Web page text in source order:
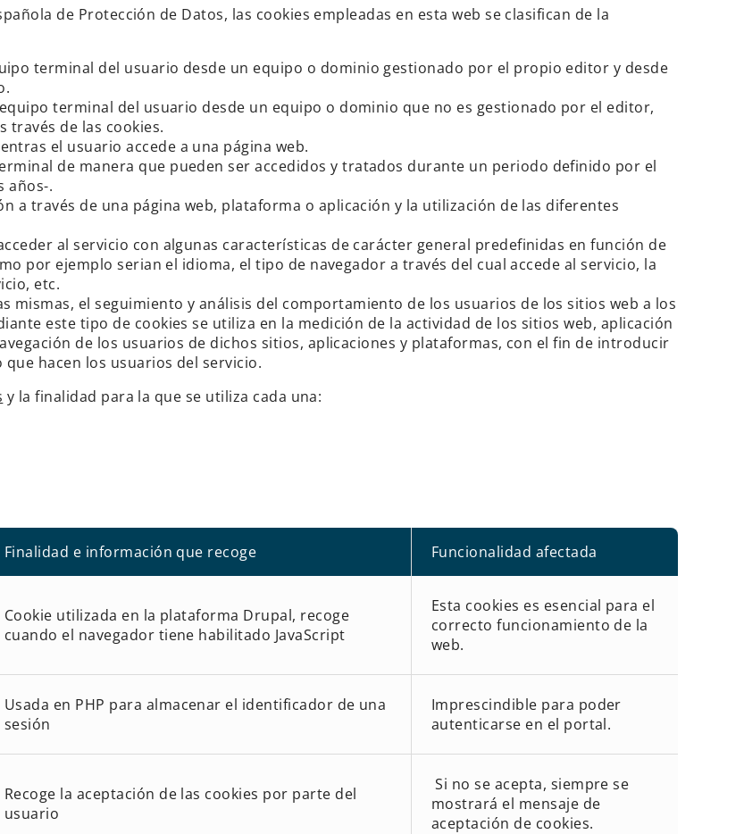
de Protección de Datos, las cookies empleadas en esta web se clasifican de la
terminal del usuario desde un equipo o dominio gestionado por el propio editor y desde
terminal del usuario desde un equipo o dominio que no es gestionado por el editor,
de las cookies.
el usuario accede a una página web.
de manera que pueden ser accedidos y tratados durante un periodo definido por el
años-.
a través de una página web, plataforma o aplicación y la utilización de las diferentes
al servicio con algunas características de carácter general predefinidas en función de
por ejemplo serian el idioma, el tipo de navegador a través del cual accede al servicio, la
etc.
mismas, el seguimiento y análisis del comportamiento de los usuarios de los sitios web a los
este tipo de cookies se utiliza en la medición de la actividad de los sitios web, aplicación
de los usuarios de dichos sitios, aplicaciones y plataformas, con el fin de introducir
hacen los usuarios del servicio.
y la finalidad para la que se utiliza cada una:
Finalidad e información que recoge Funcionalidad afectada
Cookie utilizada en la plataforma Drupal, recoge
cuando el navegador tiene habilitado JavaScript
Esta cookies es esencial para el
correcto funcionamiento de la
web.
Usada en PHP para almacenar el identificador de una
sesión
Imprescindible para poder
autenticarse en el portal.
Recoge la aceptación de las cookies por parte del
usuario
Si no se acepta, siempre se
mostrará el mensaje de
aceptación de cookies.